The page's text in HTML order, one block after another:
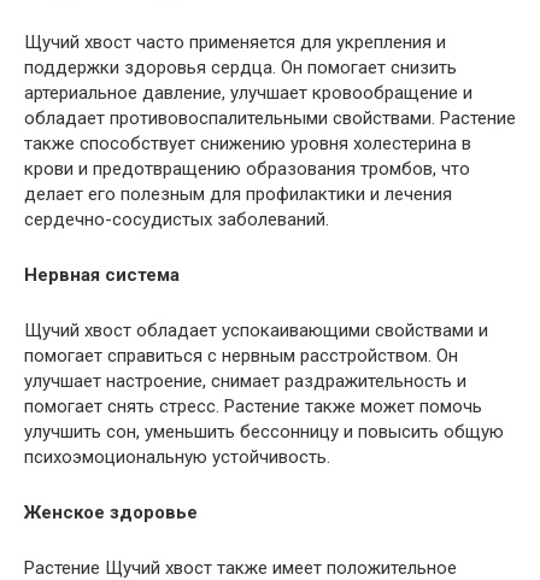
Щучий хвост часто применяется для укрепления и
поддержки здоровья сердца. Он помогает снизить
артериальное давление, улучшает кровообращение и
обладает противовоспалительными свойствами. Растение
также способствует снижению уровня холестерина в
крови и предотвращению образования тромбов, что
делает его полезным для профилактики и лечения
сердечно-сосудистых заболеваний.
Нервная система
Щучий хвост обладает успокаивающими свойствами и
помогает справиться с нервным расстройством. Он
улучшает настроение, снимает раздражительность и
помогает снять стресс. Растение также может помочь
улучшить сон, уменьшить бессонницу и повысить общую
психоэмоциональную устойчивость.
Женское здоровье
Растение Щучий хвост также имеет положительное